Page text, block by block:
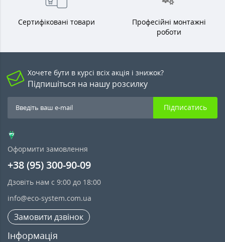
Сертифіковані товари
Професійні монтажні
роботи
Хочете бути в курсі всіх акція і знижок?
Підпишіться на нашу розсилку
Підписатись
Оформити замовлення
+38 (95) 300-90-09
Дзовіть нам с 9:00 до 18:00
info@eco-system.com.ua
Замовити дзвінок
Інформація